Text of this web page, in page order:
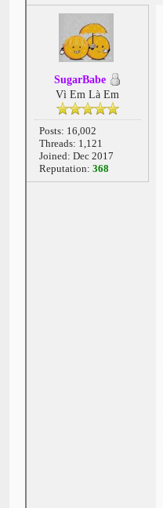
SugarBabe
Vì Em Là Em
Posts: 16,002
Threads: 1,121
Joined: Dec 2017
Reputation: 368